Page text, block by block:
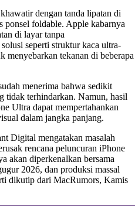
dengan tanda lipatan di
ponsel foldable. Apple kabarnya
di layar tanpa
seperti struktur kaca ultra-
menyebarkan tekanan di beberapa
menerima bahwa sedikit
tidak terhindarkan. Namun, hasil
Ultra dapat mempertahankan
dalam jangka panjang.
Digital mengatakan masalah
rencana peluncuran iPhone
akan diperkenalkan bersama
2026, dan produksi massal
dikutip dari MacRumors, Kamis